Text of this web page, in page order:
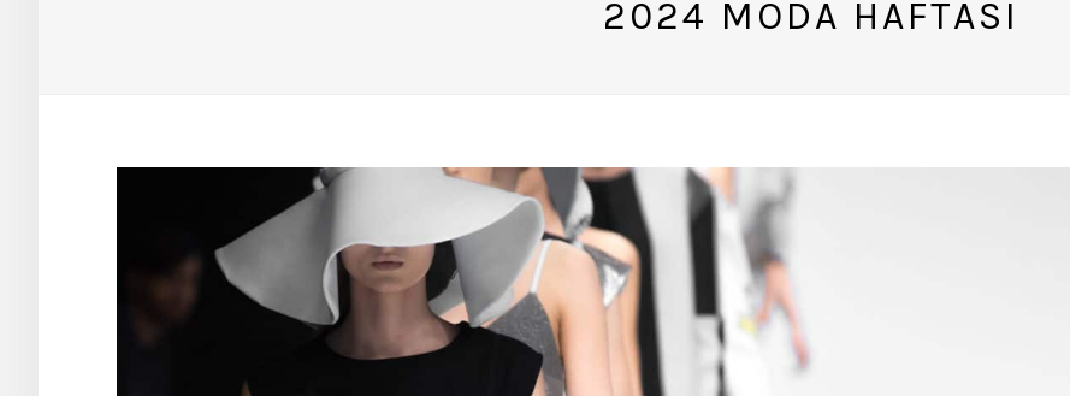
2024 MODA HAFTASI